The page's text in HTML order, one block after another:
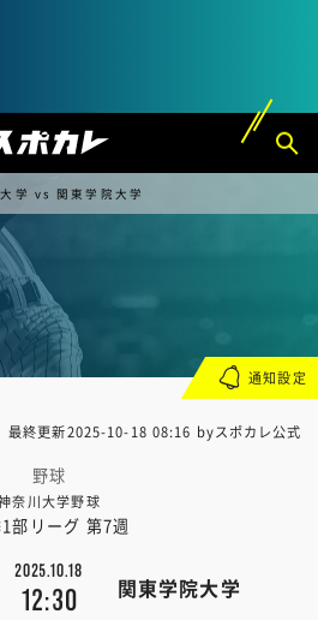
学 vs 関東学院大学
最終更新2025-10-18 08:16 byスポカレ公式
野球
奈川大学野球
部リーグ 第7週
2025.10.18
12:30 関東学院大学
通知設定